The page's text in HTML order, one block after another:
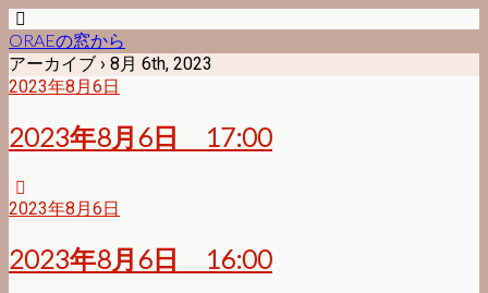
ORAEの窓から
アーカイブ › 8月 6th, 2023
2023年8月6日
2023年8月6日 17:00
2023年8月6日
2023年8月6日 16:00